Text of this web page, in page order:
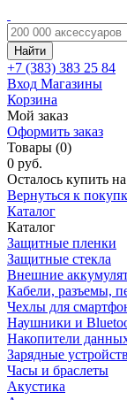
Найти
+7 (383) 383 25 84
Вход Магазины
Корзина
Мой заказ
Оформить заказ
Товары (0)
0 руб.
Осталось купить на
Вернуться к
Каталог
Каталог
Защитные пленки
Защитные стекла
Внешние
Кабели, разъемы,
Чехлы для
Наушники и
Накопители
Зарядные
Часы и браслеты
Акустика